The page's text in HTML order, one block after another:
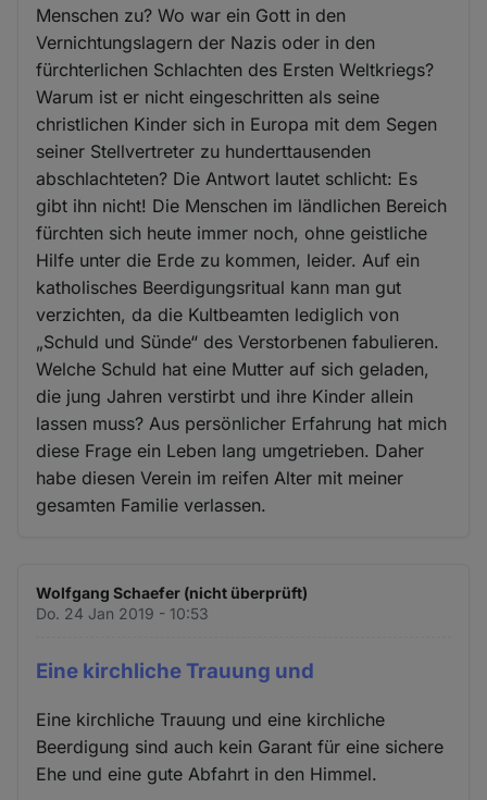
Menschen zu? Wo war ein Gott in den
Vernichtungslagern der Nazis oder in den
fürchterlichen Schlachten des Ersten Weltkriegs?
Warum ist er nicht eingeschritten als seine
christlichen Kinder sich in Europa mit dem Segen
seiner Stellvertreter zu hunderttausenden
abschlachteten? Die Antwort lautet schlicht: Es
gibt ihn nicht! Die Menschen im ländlichen Bereich
fürchten sich heute immer noch, ohne geistliche
Hilfe unter die Erde zu kommen, leider. Auf ein
katholisches Beerdigungsritual kann man gut
verzichten, da die Kultbeamten lediglich von
„Schuld und Sünde“ des Verstorbenen fabulieren.
Welche Schuld hat eine Mutter auf sich geladen,
die jung Jahren verstirbt und ihre Kinder allein
lassen muss? Aus persönlicher Erfahrung hat mich
diese Frage ein Leben lang umgetrieben. Daher
habe diesen Verein im reifen Alter mit meiner
gesamten Familie verlassen.
Wolfgang Schaefer (nicht überprüft)
Do. 24 Jan 2019 - 10:53
Eine kirchliche Trauung und
Eine kirchliche Trauung und eine kirchliche
Beerdigung sind auch kein Garant für eine sichere
Ehe und eine gute Abfahrt in den Himmel.